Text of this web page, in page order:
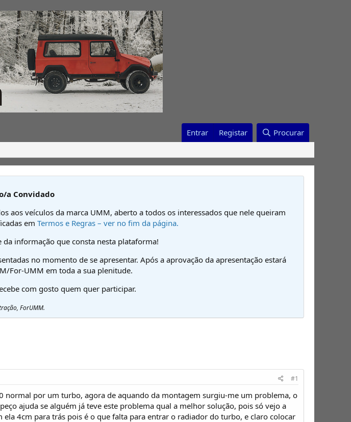
Entrar Registar Procurar
a Convidado
aos veículos da marca UMM, aberto a todos os interessados que nele queiram
em Termos e Regras – ver no fim da página.
informação que consta nesta plataforma!
no momento de se apresentar. Após a aprovação da apresentação estará
For-UMM em toda a sua plenitude.
com gosto quem quer participar.
ForUMM.
#1
normal por um turbo, agora de aquando da montagem surgiu-me um problema, o
ajuda se alguém já teve este problema qual a melhor solução, pois só vejo a
4cm para trás pois é o que falta para entrar o radiador do turbo, e claro colocar